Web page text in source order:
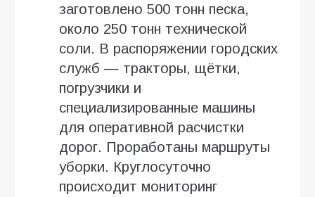
заготовлено 500 тонн песка,
около 250 тонн технической
соли. В распоряжении городских
служб — тракторы, щётки,
погрузчики и
специализированные машины
для оперативной расчистки
дорог. Проработаны маршруты
уборки. Круглосуточно
происходит мониторинг